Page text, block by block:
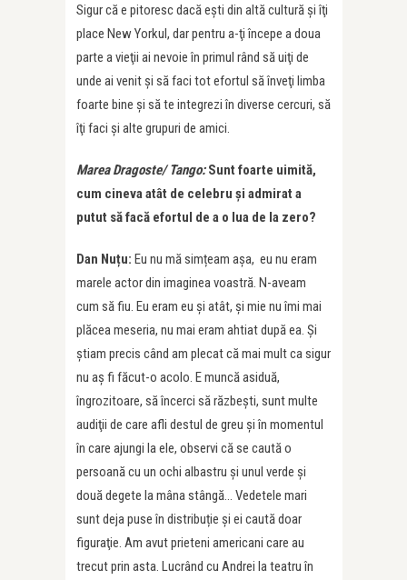
Sigur că e pitoresc dacă eşti din altă cultură şi îţi
place New Yorkul, dar pentru a-ţi începe a doua
parte a vieţii ai nevoie în primul rând să uiţi de
unde ai venit şi să faci tot efortul să înveţi limba
foarte bine şi să te integrezi în diverse cercuri, să
îţi faci şi alte grupuri de amici.
Marea Dragoste/ Tango:Sunt foarte uimită,
cum cineva atât de celebru şi admirat a
putut să facă efortul de a o lua de la zero?
Dan Nuțu: Eu nu mă simțeam așa, eu nu eram
marele actor din imaginea voastră. N-aveam
cum să fiu. Eu eram eu și atât, şi mie nu îmi mai
plăcea meseria, nu mai eram ahtiat după ea. Şi
ştiam precis când am plecat că mai mult ca sigur
nu aş fi făcut-o acolo. E muncă asiduă,
îngrozitoare, să încerci să răzbești, sunt multe
audiţii de care afli destul de greu şi în momentul
în care ajungi la ele, observi că se caută o
persoană cu un ochi albastru şi unul verde şi
două degete la mâna stângă… Vedetele mari
sunt deja puse în distribuție şi ei caută doar
figuraţie. Am avut prieteni americani care au
trecut prin asta. Lucrând cu Andrei la teatru în